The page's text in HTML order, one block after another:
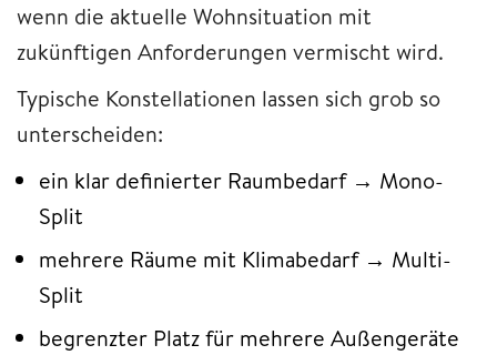
wenn die aktuelle Wohnsituation mit
zukünftigen Anforderungen vermischt wird.
Typische Konstellationen lassen sich grob so
unterscheiden:
ein klar definierter Raumbedarf → Mono-
Split
mehrere Räume mit Klimabedarf → Multi-
Split
begrenzter Platz für mehrere Außengeräte